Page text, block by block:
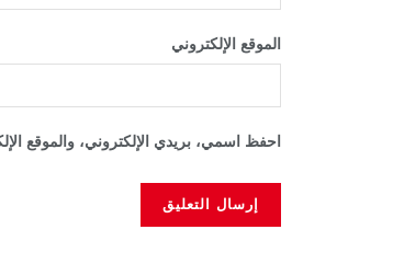
الموقع الإلكتروني
احفظ اسمي، بريدي الإلكتروني، والموقع